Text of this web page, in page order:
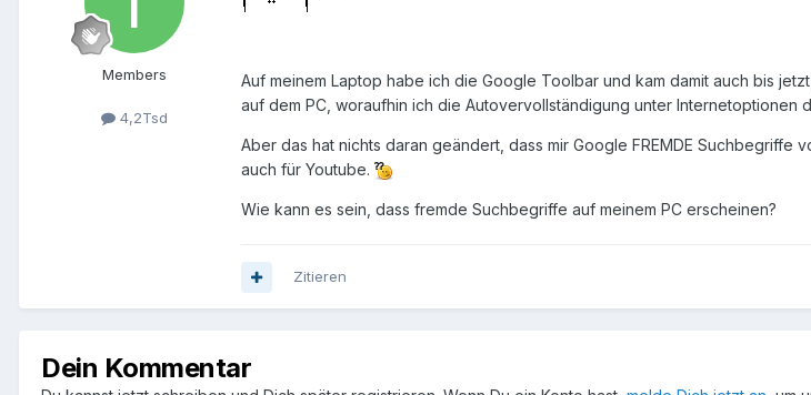
Members
4,2Tsd
Auf meinem Laptop habe ich die Google Toolbar und kam damit auch bis
auf dem PC, woraufhin ich die Autovervollständigung unter Internetoptionen
Aber das hat nichts daran geändert, dass mir Google FREMDE
auch für Youtube.
Wie kann es sein, dass fremde Suchbegriffe auf meinem PC erscheinen?
Zitieren
Dein Kommentar